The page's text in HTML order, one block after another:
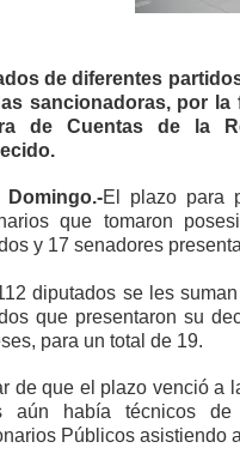
domingo una dirección de
de diferentes
sancionadoras, por
de Cuentas de la
Domingo.-El plazo para
que tomaron
y 17 senadores
diputados se les suman
que presentaron su
para un total de 19.
de que el plazo venció a
aún había técnicos
Públicos asistiendo